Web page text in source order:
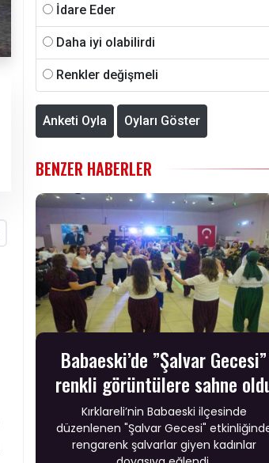
İdare Eder
Daha iyi olabilirdi
Renkler değişmeli
Anketi Oyla Oyları Göster
BENZER HABERLER
Babaeski’de ”Şalvar Gecesi”
renkli görüntülere sahne
Kırklareli’nin Babaeski ilçesinde
düzenlenen "Şalvar Gecesi"
rengarenk şalvarlar giyen kadınlar